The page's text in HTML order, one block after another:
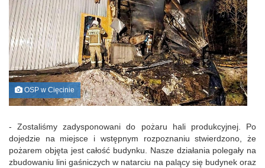
OSP w Cięcinie
- Zostaliśmy zadysponowani do pożaru hali produkcyjnej. Po
dojedzie na miejsce i wstępnym rozpoznaniu stwierdzono, że
pożarem objęta jest całość budynku. Nasze działania polegały na
zbudowaniu lini gaśniczych w natarciu na palący się budynek oraz